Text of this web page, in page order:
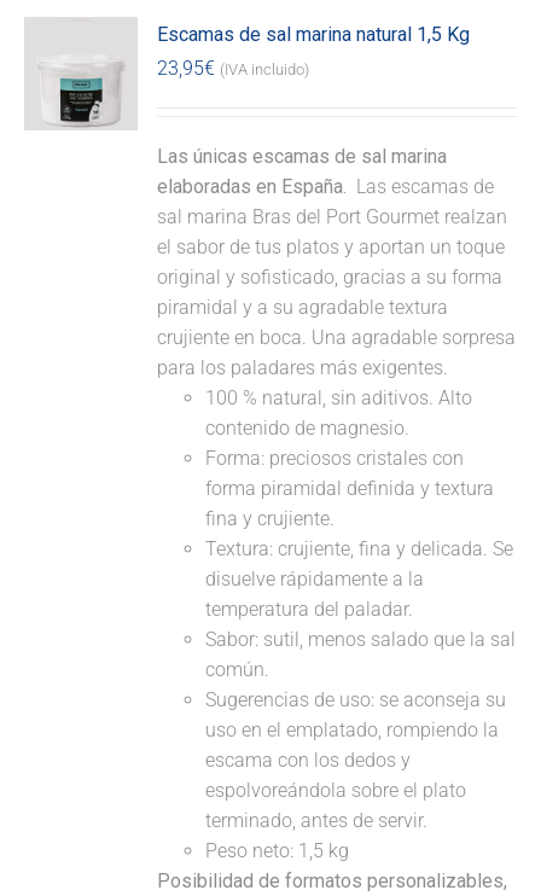
Escamas de sal marina natural 1,5 Kg
23,95€ (IVA incluido)
Las únicas escamas de sal marina
elaboradas en España. Las escamas de
sal marina Bras del Port Gourmet realzan
el sabor de tus platos y aportan un toque
original y sofisticado, gracias a su forma
piramidal y a su agradable textura
crujiente en boca. Una agradable sorpresa
para los paladares más exigentes.
100 % natural, sin aditivos. Alto
contenido de magnesio.
Forma: preciosos cristales con
forma piramidal definida y textura
fina y crujiente.
Textura: crujiente, fina y delicada. Se
disuelve rápidamente a la
temperatura del paladar.
Sabor: sutil, menos salado que la sal
común.
Sugerencias de uso: se aconseja su
uso en el emplatado, rompiendo la
escama con los dedos y
espolvoreándola sobre el plato
terminado, antes de servir.
Peso neto: 1,5 kg
Posibilidad de formatos personalizables,